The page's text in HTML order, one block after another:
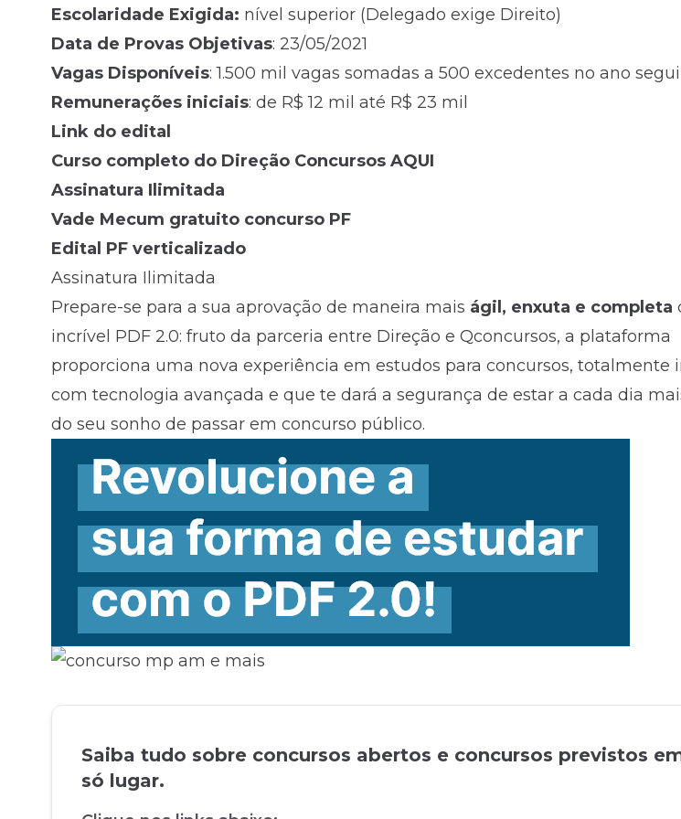
Escolaridade Exigida: nível superior (Delegado exige Direito)
Data de Provas Objetivas: 23/05/2021
Vagas Disponíveis: 1.500 mil vagas somadas a 500 excedentes no ano
Remunerações iniciais: de R$ 12 mil até R$ 23 mil
Link do edital
Curso completo do Direção Concursos AQUI
Assinatura Ilimitada
Vade Mecum gratuito concurso PF
Edital PF verticalizado
Assinatura Ilimitada
Prepare-se para a sua aprovação de maneira mais ágil, enxuta e completa
incrível PDF 2.0: fruto da parceria entre Direção e Qconcursos, a plataforma
proporciona uma nova experiência em estudos para concursos, totalmente
com tecnologia avançada e que te dará a segurança de estar a cada dia
do seu sonho de passar em concurso público.
Saiba tudo sobre concursos abertos e concursos previstos
só lugar.